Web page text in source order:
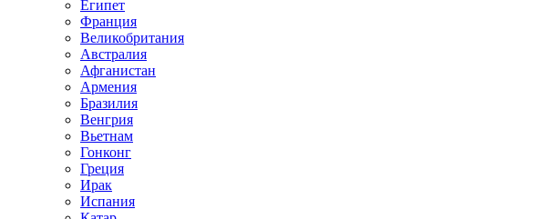
Египет
Франция
Великобритания
Австралия
Афганистан
Армения
Бразилия
Венгрия
Вьетнам
Гонконг
Греция
Ирак
Испания